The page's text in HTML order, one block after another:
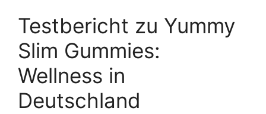
Testbericht zu Yummy
Slim Gummies:
Wellness in
Deutschland